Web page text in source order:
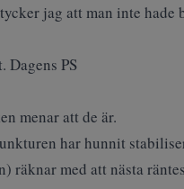
jag att man inte hade
Dagens PS
menar att de är.
har hunnit
) räknar med att nästa